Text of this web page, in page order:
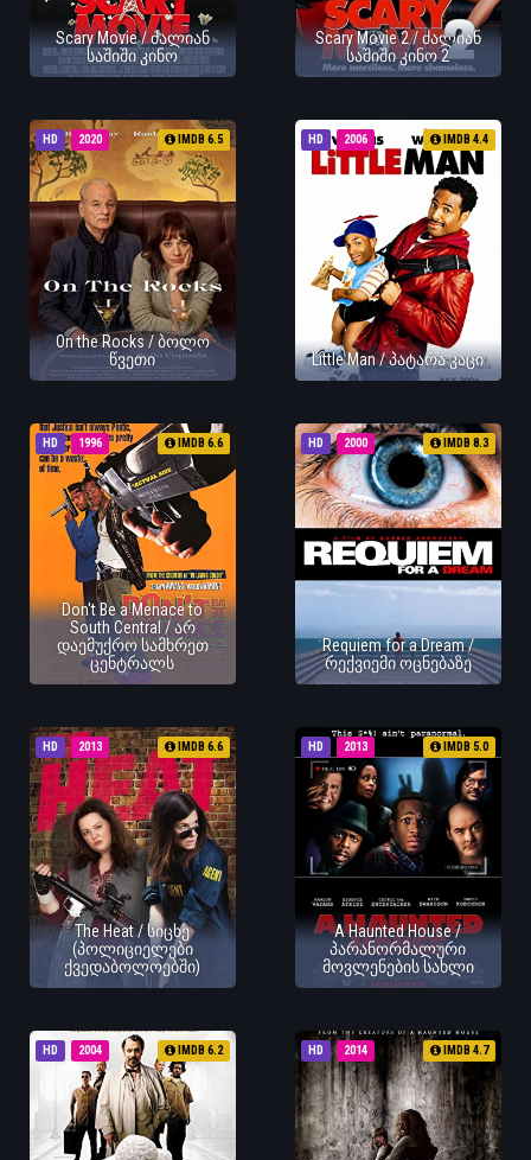
Scary Movie / ძალიან
საშიში კინო
Scary Movie 2 / ძალიან
საშიში კინო 2
HD 2020 IMDB 6.5
On the Rocks / ბოლო
წვეთი
HD 2006 IMDB 4.4
Little Man / პატარა კაცი
HD 1996 IMDB 6.6
Don't Be a Menace to
South Central / არ
დაემუქრო სამხრეთ
ცენტრალს
HD 2000 IMDB 8.3
Requiem for a Dream /
რექვიემი ოცნებაზე
HD 2013 IMDB 6.6
The Heat / სიცხე
(პოლიციელები
ქვედაბოლოებში)
HD 2013 IMDB 5.0
A Haunted House /
პარანორმალური
მოვლენების სახლი
HD 2004 IMDB 6.2 HD 2014 IMDB 4.7